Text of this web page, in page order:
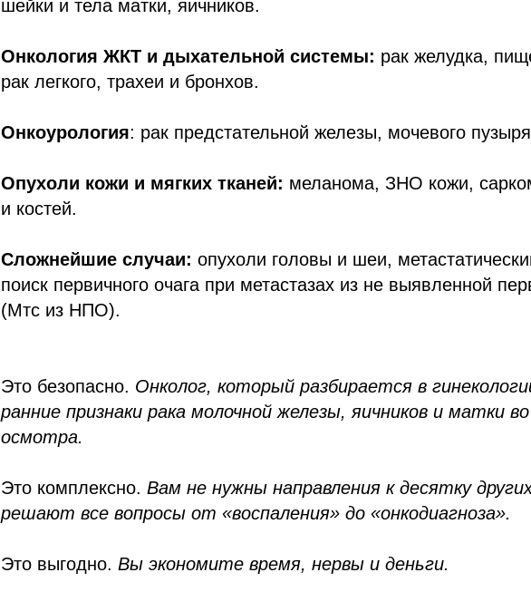
шейки и тела матки, яичников.
Онкология ЖКТ и дыхательной системы: рак желудка,
рак легкого, трахеи и бронхов.
Онкоурология: рак предстательной железы, мочевого
Опухоли кожи и мягких тканей: меланома, ЗНО кожи,
и костей.
Сложнейшие случаи: опухоли головы и шеи,
поиск первичного очага при метастазах из не выявленной
(Мтс из НПО).
Это безопасно. Онколог, который разбирается в
ранние признаки рака молочной железы, яичников и матки
осмотра.
Это комплексно. Вам не нужны направления к десятку
решают все вопросы от «воспаления» до «онкодиагноза».
Это выгодно. Вы экономите время, нервы и деньги.